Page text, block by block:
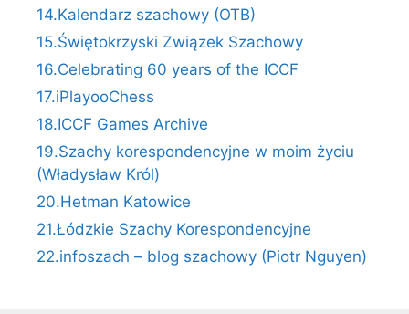
14.Kalendarz szachowy (OTB)
15.Świętokrzyski Związek Szachowy
16.Celebrating 60 years of the ICCF
17.iPlayooChess
18.ICCF Games Archive
19.Szachy korespondencyjne w moim życiu
(Władysław Król)
20.Hetman Katowice
21.Łódzkie Szachy Korespondencyjne
22.infoszach – blog szachowy (Piotr Nguyen)